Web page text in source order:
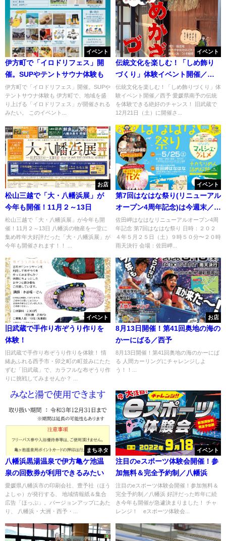
イベント
伊方町で「イロドリフェス」開
催。SUPやテントサウナ体験も
伊方町で「イロドリフェス」開催。SUPや
テントサウナ体験も 伊方町で、地域を盛
り上げる「イロドリフェス」が開催される
みたい。 このイベント...
イベント
伝統文化を楽しむ！「しめ飾り
づくり」体験イベント開催／西
予
伝統文化を楽しむ！「しめ飾りづくり」体
験イベント開催／西予 愛媛県南予の伝統
を体験できる絶好のチャンス！ 旧武蔵で
12月21日（土）に開催さ...
お店
松山三越で「大・八幡浜展」が
今年も開催！11月２～13日
松山三越で「大・八幡浜展」が今年も開
催！11月２～13日 八幡浜の物産を一堂に
集め昨年大好評だった「大・八幡浜展」が
今年も開催されます！！ ...
イベント
第7回はなはな祭り(リニューアル
オープン4周年記念)は今週末／伊
方
佐田岬はなはなリニューアルオープン4周
年記念 第7回はなはな祭り 日時：２０２
４年５月２５日（土）９時５０分〜２０時
雨天決行 会場：佐田岬...
イベント
旧武蔵で手作り布ぞうり作りを
体験！
旧武蔵で手作り布ぞうり作りを体験！ 情
緒あふれる西予市・卯之町の町並みにたた
ずむ「旧武蔵」で、カラフルな布ぞうり作
りに挑戦してみませんか？ ...
お店
8月13日開催！第41回奥地の海の
かーにばる／西予
8月13日開催！第41回奥地の海のかーにば
る 人間カーリングにチャレンジしよ
う！！...
まちネタ
八幡浜黒湯温泉で伊方亀ケ池温
泉の回数券が利用できるみたい
愛媛県八幡浜市の印刷会社、豊予社（ほう
よしゃ）が発行する、 地域情報紙＆集合
広告「ほっぷ」。バージョンアップにあた
り、 八幡浜・大洲・西予・...
イベント
注目のeスポーツ体験会開催！参
加無料＆完全予約制／八幡浜
注目のeスポーツ体験会開催！参加無料＆
完全予約制／八幡浜 好評だった昨年に続
き今年も開催が急遽決まりました！ チャ
レンジ！ eスポーツ体験会...